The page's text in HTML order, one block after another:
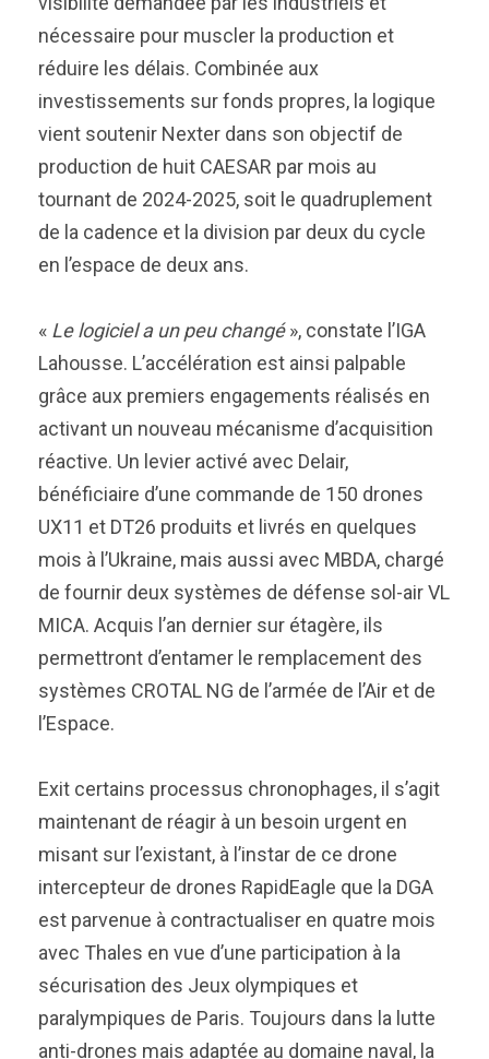
nécessaire pour muscler la production et
réduire les délais. Combinée aux
investissements sur fonds propres, la logique
vient soutenir Nexter dans son objectif de
production de huit CAESAR par mois au
tournant de 2024-2025, soit le quadruplement
de la cadence et la division par deux du cycle
en l’espace de deux ans.
« Le logiciel a un peu changé», constate l’IGA
Lahousse. L’accélération est ainsi palpable
grâce aux premiers engagements réalisés en
activant un nouveau mécanisme d’acquisition
réactive. Un levier activé avec Delair,
bénéficiaire d’une commande de 150 drones
UX11 et DT26 produits et livrés en quelques
mois à l’Ukraine, mais aussi avec MBDA, chargé
de fournir deux systèmes de défense sol-air VL
MICA. Acquis l’an dernier sur étagère, ils
permettront d’entamer le remplacement des
systèmes CROTAL NG de l’armée de l’Air et de
l’Espace.
Exit certains processus chronophages, il s’agit
maintenant de réagir à un besoin urgent en
misant sur l’existant, à l’instar de ce drone
intercepteur de drones RapidEagle que la DGA
est parvenue à contractualiser en quatre mois
avec Thales en vue d’une participation à la
sécurisation des Jeux olympiques et
paralympiques de Paris. Toujours dans la lutte
anti-drones mais adaptée au domaine naval, la